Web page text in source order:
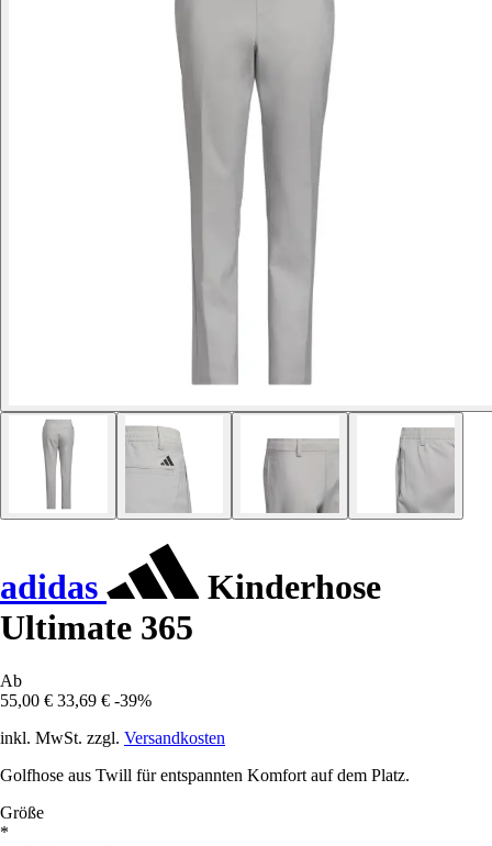
adidas
Kinderhose
Ultimate 365
Ab
55,00 € 33,69 € -39%
inkl. MwSt. zzgl. Versandkosten
Golfhose aus Twill für entspannten Komfort auf dem Platz.
Größe
*